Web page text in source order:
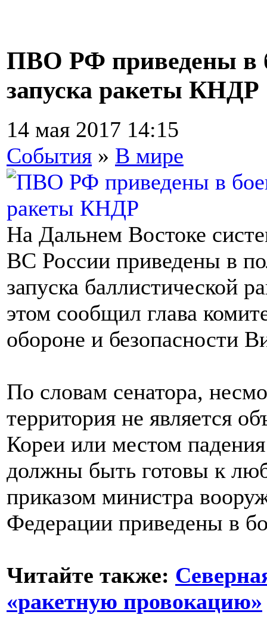
ПВО РФ приведены в
запуска ракеты КНДР
14 мая 2017 14:15
События » В мире
На Дальнем Востоке
ВС России приведены в
запуска баллистической
этом сообщил глава
обороне и безопасности
По словам сенатора,
территория не является
Кореи или местом
должны быть готовы к
приказом министра
Федерации приведены в
Читайте также:
«ракетную провокацию»